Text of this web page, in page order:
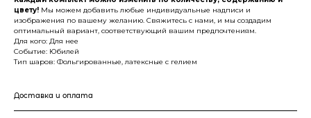
цвету! Мы можем добавить любые индивидуальные надписи и
изображения по вашему желанию. Свяжитесь с нами, и мы создадим
оптимальный вариант, соответствующий вашим предпочтениям.
Для кого: Для нее
Событие: Юбилей
Тип шаров: Фольгированные, латексные с гелием
Доставка и оплата